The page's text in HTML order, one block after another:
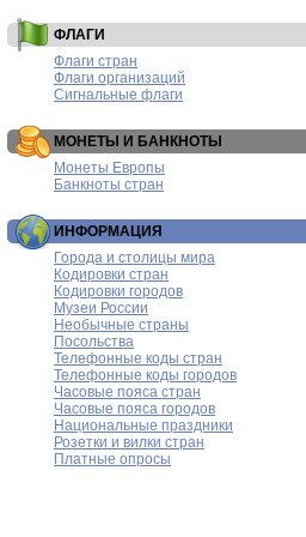
ФЛАГИ
Флаги стран
Флаги организаций
Сигнальные флаги
МОНЕТЫ И БАНКНОТЫ
Монеты Европы
Банкноты стран
ИНФОРМАЦИЯ
Города и столицы мира
Кодировки стран
Кодировки городов
Музеи России
Необычные страны
Посольства
Телефонные коды стран
Телефонные коды городов
Часовые пояса стран
Часовые пояса городов
Национальные праздники
Розетки и вилки стран
Платные опросы